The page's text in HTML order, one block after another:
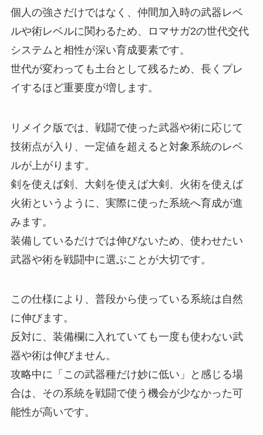
個人の強さだけではなく、仲間加入時の武器レベ
ルや術レベルに関わるため、ロマサガ2の世代交代
システムと相性が深い育成要素です。
世代が変わっても土台として残るため、長くプレ
イするほど重要度が増します。
リメイク版では、戦闘で使った武器や術に応じて
技術点が入り、一定値を超えると対象系統のレベ
ルが上がります。
剣を使えば剣、大剣を使えば大剣、火術を使えば
火術というように、実際に使った系統へ育成が進
みます。
装備しているだけでは伸びないため、使わせたい
武器や術を戦闘中に選ぶことが大切です。
この仕様により、普段から使っている系統は自然
に伸びます。
反対に、装備欄に入れていても一度も使わない武
器や術は伸びません。
攻略中に「この武器種だけ妙に低い」と感じる場
合は、その系統を戦闘で使う機会が少なかった可
能性が高いです。